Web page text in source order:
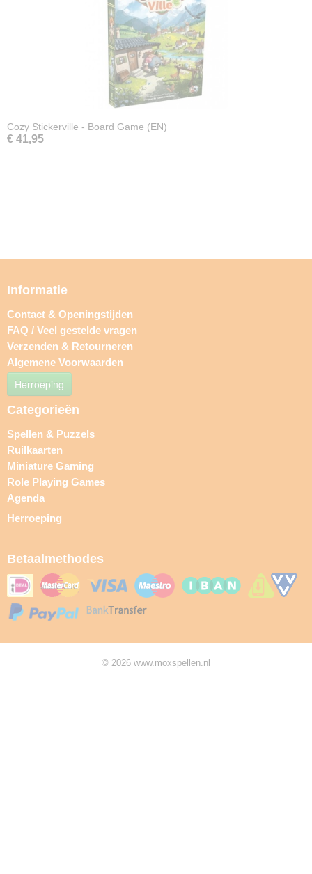
Cozy Stickerville - Board Game (EN)
€ 41,95
Informatie
Contact & Openingstijden
FAQ / Veel gestelde vragen
Verzenden & Retourneren
Algemene Voorwaarden
Herroeping
Categorieën
Spellen & Puzzels
Ruilkaarten
Miniature Gaming
Role Playing Games
Agenda
Herroeping
Betaalmethodes
© 2026 www.moxspellen.nl